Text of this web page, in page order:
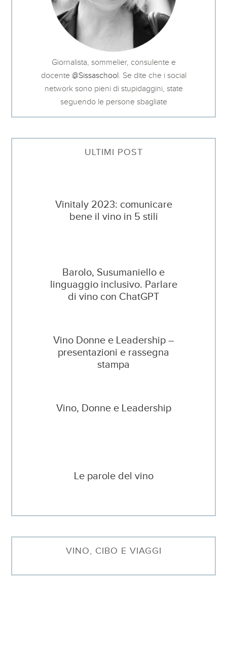
Giornalista, sommelier, consulente e
docente @Sissaschool. Se dite che i social
network sono pieni di stupidaggini, state
seguendo le persone sbagliate
ULTIMI POST
Vinitaly 2023: comunicare
bene il vino in 5 stili
Barolo, Susumaniello e
linguaggio inclusivo. Parlare
di vino con ChatGPT
Vino Donne e Leadership –
presentazioni e rassegna
stampa
Vino, Donne e Leadership
Le parole del vino
VINO, CIBO E VIAGGI